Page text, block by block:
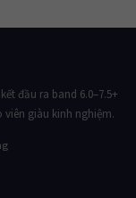
đầu ra band 6.0–7.5+
giàu kinh nghiệm.